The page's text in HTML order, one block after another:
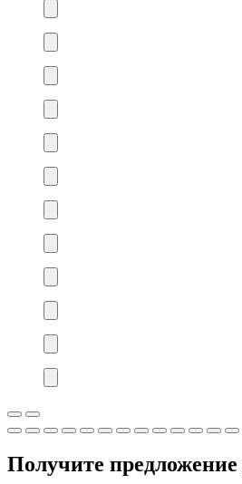
Получите предложение